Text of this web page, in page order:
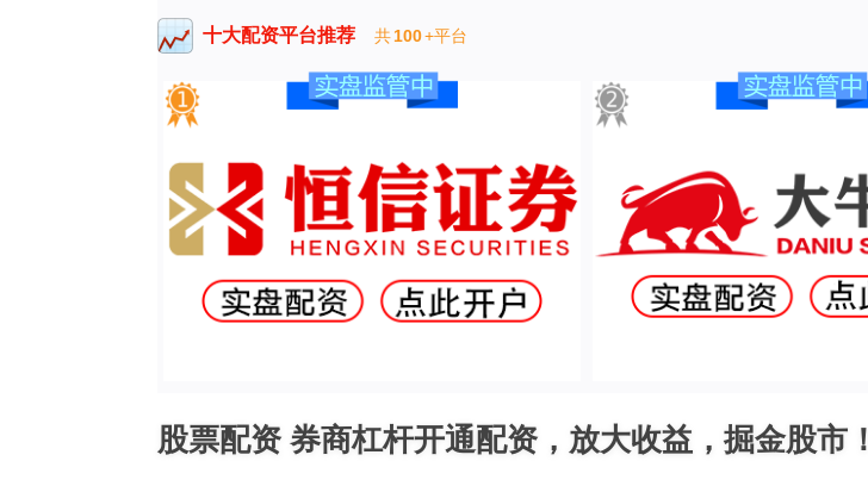
十大配资平台推荐 共100+平台
股票配资 券商杠杆开通配资，放大收益，掘金股市！